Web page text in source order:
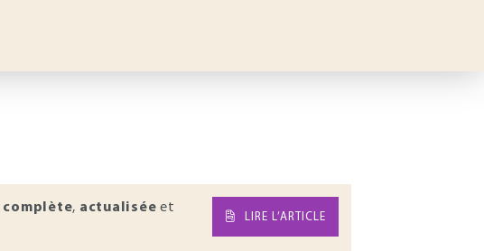
complète, actualisée et
LIRE L’ARTICLE